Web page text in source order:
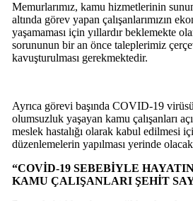
Memurlarımız, kamu hizmetlerinin
altında görev yapan çalışanlarımızın
yaşamaması için yıllardır beklemekte
sorununun bir an önce taleplerimiz
kavuşturulması gerekmektedir.
Ayrıca görevi başında COVID-19
olumsuzluk yaşayan kamu çalışanları
meslek hastalığı olarak kabul edilmesi
düzenlemelerin yapılması yerinde
“COVİD-19 SEBEBİYLE
KAMU ÇALIŞANLARI ŞEHİT